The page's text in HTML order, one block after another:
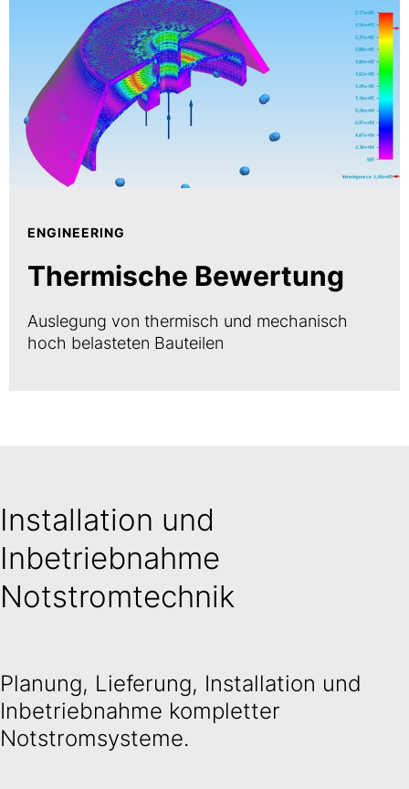
ENGINEERING
Thermische Bewertung
Auslegung von thermisch und mechanisch
hoch belasteten Bauteilen
Installation und
Inbetriebnahme
Notstromtechnik
Planung, Lieferung, Installation und
Inbetriebnahme kompletter
Notstromsysteme.